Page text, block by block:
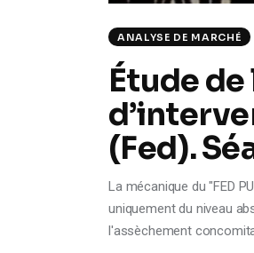
ANALYSE DE MARCHÉ
Étude
(Fed).
La mécanique du "FED
uniquement du niveau
l'assèchement